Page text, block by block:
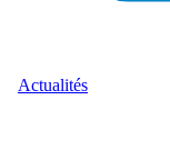
Actualités